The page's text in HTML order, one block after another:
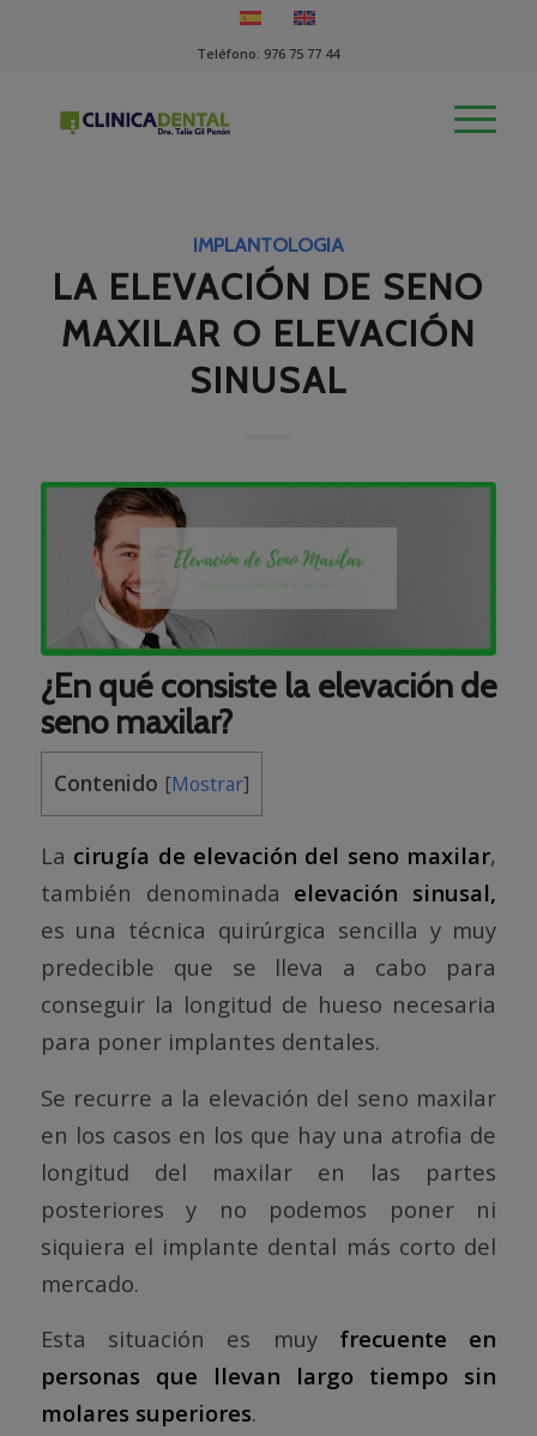
Teléfono: 976 75 77 44
IMPLANTOLOGIA
LA ELEVACIÓN DE SENO
MAXILAR O ELEVACIÓN
SINUSAL
¿En qué consiste la elevación de
seno maxilar?
Contenido [Mostrar]
La cirugía de elevación del seno maxilar,
también denominada elevación sinusal,
es una técnica quirúrgica sencilla y muy
predecible que se lleva a cabo para
conseguir la longitud de hueso necesaria
para poner implantes dentales.
Se recurre a la elevación del seno maxilar
en los casos en los que hay una atrofia de
longitud del maxilar en las partes
posteriores y no podemos poner ni
siquiera el implante dental más corto del
mercado.
Esta situación es muy frecuente en
personas que llevan largo tiempo sin
molares superiores.